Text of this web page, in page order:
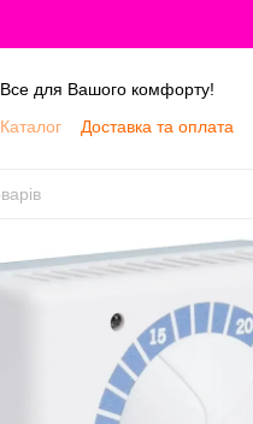
Все для Вашого комфорту!
Каталог
Доставка та оплата